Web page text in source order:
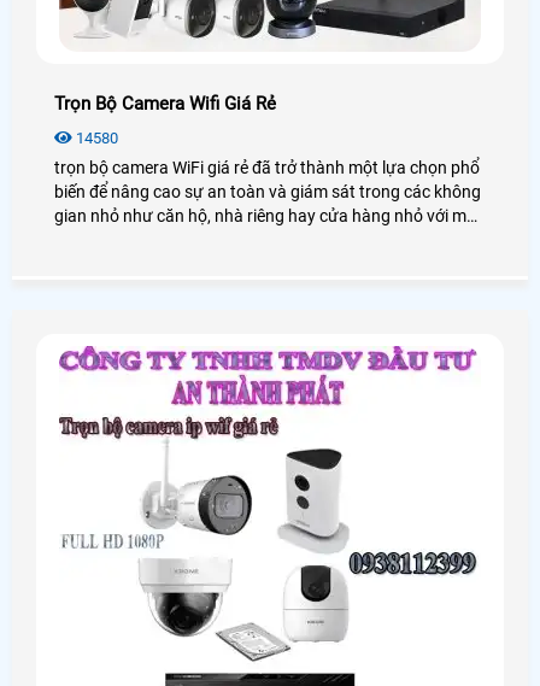
Trọn Bộ Camera Wifi Giá Rẻ
14580
trọn bộ camera WiFi giá rẻ đã trở thành một lựa chọn phổ
biến để nâng cao sự an toàn và giám sát trong các không
gian nhỏ như căn hộ, nhà riêng hay cửa hàng nhỏ với mức